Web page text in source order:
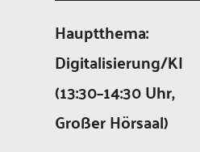
Hauptthema:
Digitalisierung/KI
(13:30–14:30 Uhr,
Großer Hörsaal)